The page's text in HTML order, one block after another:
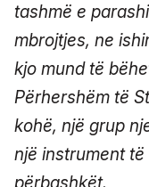
tashmë e
mbrojtjes, ne
kjo mund të
Përhershëm të
kohë, një grup
një instrument
përbashkët.